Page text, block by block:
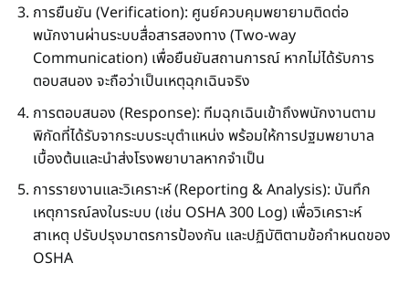
การยืนยัน (Verification): ศูนย์ควบคุมพยายามติดต่อ
พนักงานผ่านระบบสื่อสารสองทาง (Two-way
Communication) เพื่อยืนยันสถานการณ์ หากไม่ได้รับการ
ตอบสนอง จะถือว่าเป็นเหตุฉุกเฉินจริง
การตอบสนอง (Response): ทีมฉุกเฉินเข้าถึงพนักงานตาม
พิกัดที่ได้รับจากระบบระบุตำแหน่ง พร้อมให้การปฐมพยาบาล
เบื้องต้นและนำส่งโรงพยาบาลหากจำเป็น
การรายงานและวิเคราะห์ (Reporting & Analysis): บันทึก
เหตุการณ์ลงในระบบ (เช่น OSHA 300 Log) เพื่อวิเคราะห์
สาเหตุ ปรับปรุงมาตรการป้องกัน และปฏิบัติตามข้อกำหนดของ
OSHA